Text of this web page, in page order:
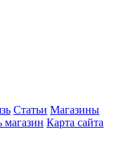
Статьи Магазины
магазин Карта сайта